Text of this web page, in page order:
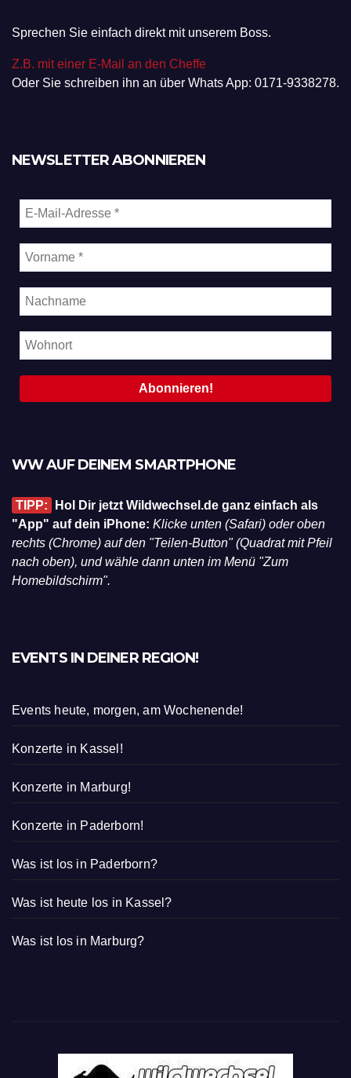
Sprechen Sie einfach direkt mit unserem Boss.
Z.B. mit einer E-Mail an den Cheffe
Oder Sie schreiben ihn an über Whats App: 0171-9338278.
NEWSLETTER ABONNIEREN
WW AUF DEINEM SMARTPHONE
TIPP:
Hol Dir jetzt Wildwechsel.de ganz einfach als
"App" auf dein iPhone: Klicke unten (Safari) oder oben
rechts (Chrome) auf den "Teilen-Button" (Quadrat mit Pfeil
nach oben), und wähle dann unten im Menü "Zum
Homebildschirm".
EVENTS IN DEINER REGION!
Events heute, morgen, am Wochenende!
Konzerte in Kassel!
Konzerte in Marburg!
Konzerte in Paderborn!
Was ist los in Paderborn?
Was ist heute los in Kassel?
Was ist los in Marburg?